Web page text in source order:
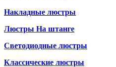
Накладные люстры
Люстры На штанге
Светодиодные люстры
Классические люстры